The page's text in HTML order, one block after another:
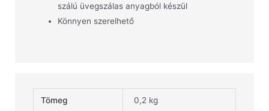
szálú üvegszálas anyagból készül
Könnyen szerelhető
Tömeg 0,2 kg